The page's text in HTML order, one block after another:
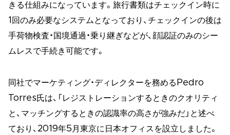
きる仕組みになっています。旅行書類はチェックイン時に
1回のみ必要なシステムとなっており、チェックインの後は
手荷物検査・国境通過・乗り継ぎなどが、顔認証のみのシー
ムレスで手続き可能です。
同社でマーケティング・ディレクターを務めるPedro
Torres氏は、「レジストレーションするときのクオリティ
と、マッチングするときの認識率の高さが強みだ」と述べ
ており、2019年5月東京に日本オフィスを設立しました。